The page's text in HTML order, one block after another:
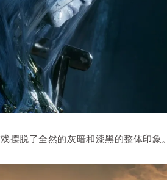
摆脱了全然的灰暗和漆黑的整体印象。